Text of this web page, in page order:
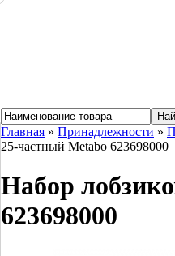
Главная » Принадлежности »
25-частный Metabo 623698000
Набор
623698000